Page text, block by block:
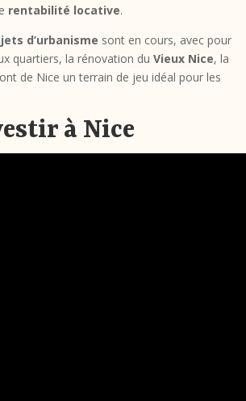
rentabilité locative.
d’urbanisme sont en cours, avec pour
quartiers, la rénovation duVieux Nice, la
de Nice un terrain de jeu idéal pour les
à Nice